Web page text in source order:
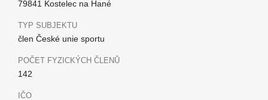
79841 Kostelec na Hané
TYP SUBJEKTU
člen České unie sportu
POČET FYZICKÝCH ČLENŮ
142
IČO